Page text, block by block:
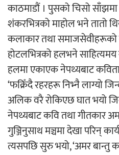
नेपालगञ्जमा
‘ईयुमा डट
औपचारिक
काठमाडौं । पुसको चिसो
शंकरभित्रको माहोल भने तातो
कलाकार तथा
होटलभित्रको हलभने साहित्यमय
हलमा एकाएक नेपथ्यबाट कविता
‘फक्रिँदै रहरहरू निभ्नै लाग्यो
अलिक वरै रोकिएछ घात भयो
नेपथ्यबाट कवि तथा गीतकार
गुञ्जिनुसाथ मञ्चमा देखा परिन्
त्यसपछि सुरु भयो, ‘अमर बान्तु